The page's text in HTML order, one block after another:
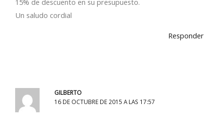
Un saludo cordial
Responder
GILBERTO
16 DE OCTUBRE DE 2015 A LAS 17:57